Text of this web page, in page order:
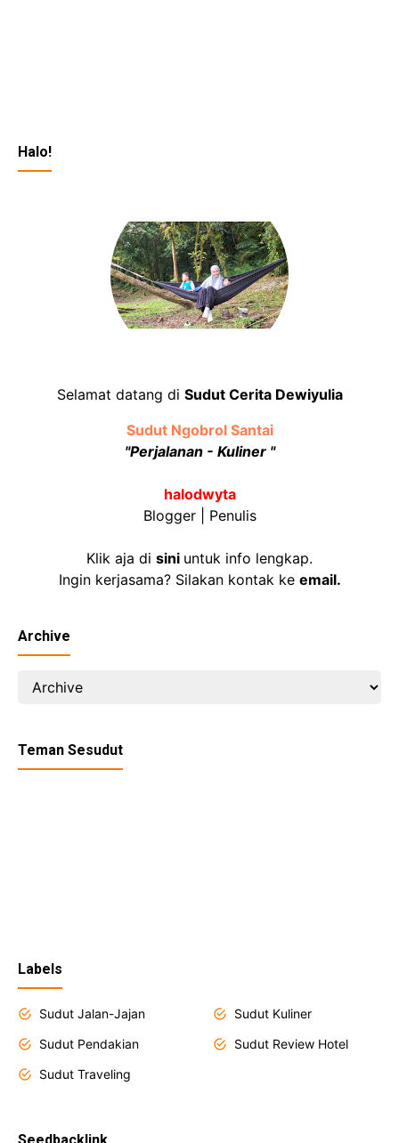
Halo!
Selamat datang di Sudut Cerita Dewiyulia
Sudut Ngobrol Santai
"Perjalanan - Kuliner "
halodwyta
Blogger | Penulis
Klik aja di sini untuk info lengkap.
Ingin kerjasama? Silakan kontak ke email.
Archive
Teman Sesudut
Labels
Sudut Jalan-Jajan
Sudut Kuliner
Sudut Pendakian
Sudut Review Hotel
Sudut Traveling